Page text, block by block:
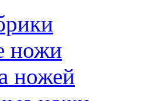
ножи
ножей